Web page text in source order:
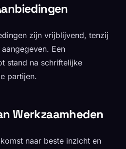
zijn vrijblijvend, tenzij
Een
stand na schriftelijke
partijen.
Werkzaamheden
naar beste inzicht en